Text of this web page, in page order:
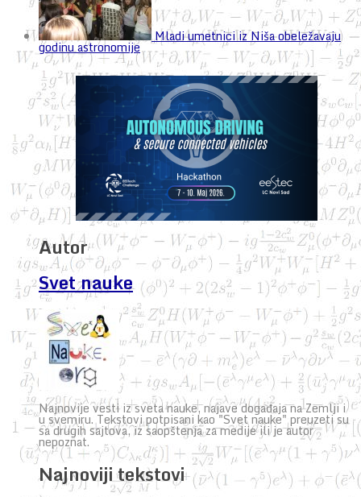
Mladi umetnici iz Niša obeležavaju
godinu astronomije
Autor
Svet nauke
Najnovije vesti iz sveta nauke, najave događaja na Zemlji i
u svemiru. Tekstovi potpisani kao "Svet nauke" preuzeti su
sa drugih sajtova, iz saopštenja za medije ili je autor
nepoznat.
Najnoviji tekstovi